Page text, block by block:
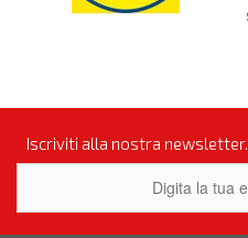
Iscriviti alla nostra